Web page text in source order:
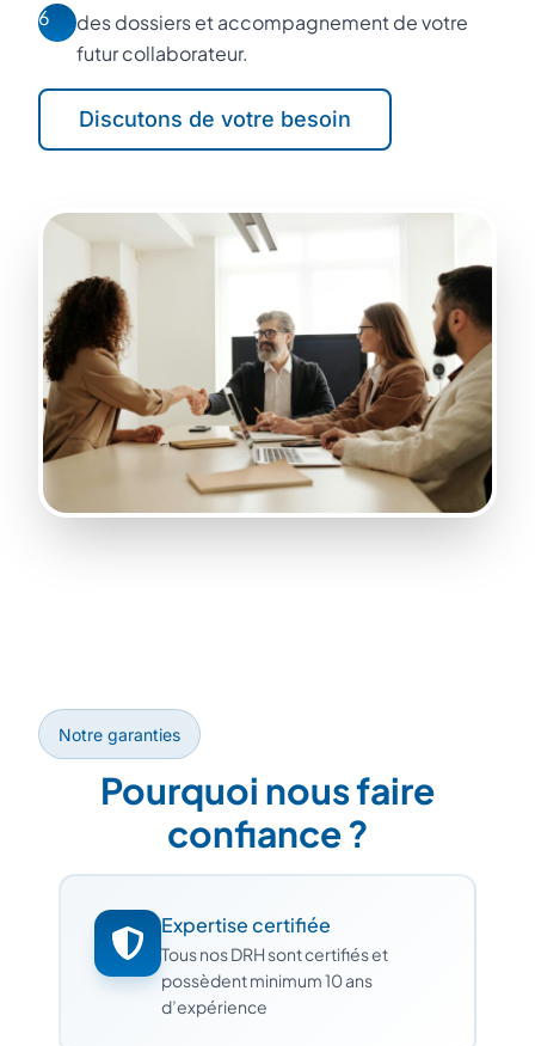
6
des dossiers et accompagnement de votre
futur collaborateur.
Discutons de votre besoin
Notre garanties
Pourquoi nous faire
confiance ?
Expertise certifiée
Tous nos DRH sont certifiés et
possèdent minimum 10 ans
d’expérience